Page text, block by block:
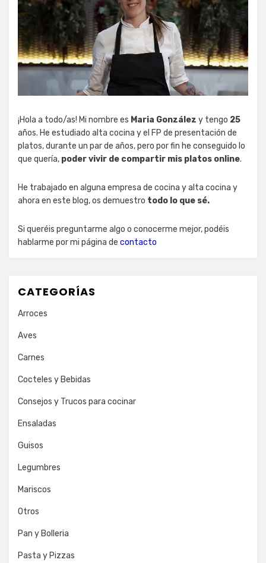
¡Hola a todo/as! Mi nombre es Maria González y tengo 25
años. He estudiado alta cocina y el FP de presentación de
platos, durante un par de años, pero por fin he conseguido lo
que quería, poder vivir de compartir mis platos online.
He trabajado en alguna empresa de cocina y alta cocina y
ahora en este blog, os demuestro todo lo que sé.
Si queréis preguntarme algo o conocerme mejor, podéis
hablarme por mi página de contacto
CATEGORÍAS
Arroces
Aves
Carnes
Cocteles y Bebidas
Consejos y Trucos para cocinar
Ensaladas
Guisos
Legumbres
Mariscos
Otros
Pan y Bolleria
Pasta y Pizzas